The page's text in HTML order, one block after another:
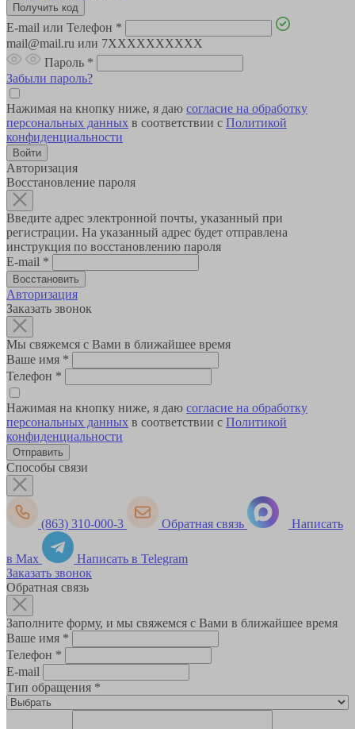
E-mail или Телефон *
mail@mail.ru или 7XXXXXXXXXX
Пароль *
Забыли пароль?
Нажимая на кнопку ниже, я даю согласие на обработку
персональных данных в соответствии с Политикой
конфиденциальности
Авторизация
Восстановление пароля
Введите адрес электронной почты, указанный при
регистрации. На указанный адрес будет отправлена
инструкция по восстановлению пароля
E-mail *
Авторизация
Заказать звонок
Мы свяжемся с Вами в ближайшее время
Ваше имя *
Телефон *
Нажимая на кнопку ниже, я даю согласие на обработку
персональных данных в соответствии с Политикой
конфиденциальности
Способы связи
(863) 310-000-3 Обратная связь Написать
в Max
Написать в Telegram
Заказать звонок
Обратная связь
Заполните форму, и мы свяжемся с Вами в ближайшее время
Ваше имя *
Телефон *
E-mail
Тип обращения *